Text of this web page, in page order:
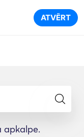
ATVĒRT
apkalpe.